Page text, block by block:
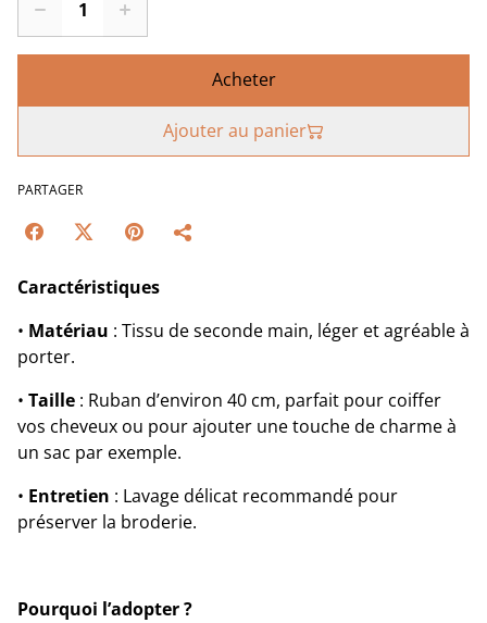
Acheter
Ajouter au panier
PARTAGER
Caractéristiques
• Matériau : Tissu de seconde main, léger et agréable à
porter.
• Taille : Ruban d’environ 40 cm, parfait pour coiffer
vos cheveux ou pour ajouter une touche de charme à
un sac par exemple.
• Entretien : Lavage délicat recommandé pour
préserver la broderie.
Pourquoi l’adopter ?